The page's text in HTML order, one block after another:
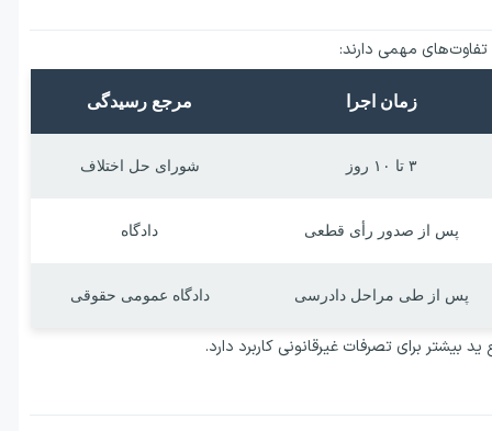
تفاوت‌های مهمی دارند:
زمان اجرا مرجع رسیدگی
۳ تا ۱۰ روز شورای حل اختلاف
پس از صدور رأی قطعی دادگاه
پس از طی مراحل دادرسی دادگاه عمومی حقوقی
برای تصرفات غیرقانونی کاربرد دارد.